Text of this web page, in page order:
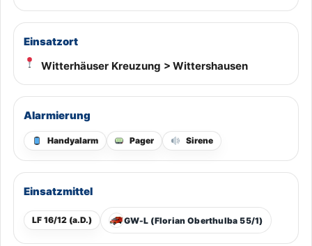
Einsatzort
Witterhäuser Kreuzung > Wittershausen
Alarmierung
Handyalarm Pager Sirene
Einsatzmittel
LF 16/12 (a.D.) GW-L (Florian Oberthulba 55/1)